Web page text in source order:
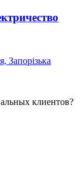
Запорізька
клиентов?